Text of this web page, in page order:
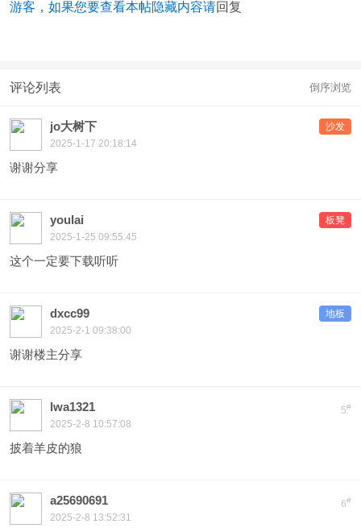
游客，如果您要查看本帖隐藏内容请回复
评论列表 倒序浏览
沙发
jo大树下
2025-1-17 20:18:14
谢谢分享
板凳
youlai
2025-1-25 09:55:45
这个一定要下载听听
地板
dxcc99
2025-2-1 09:38:00
谢谢楼主分享
5#
lwa1321
2025-2-8 10:57:08
披着羊皮的狼
6#
a25690691
2025-2-8 13:52:31